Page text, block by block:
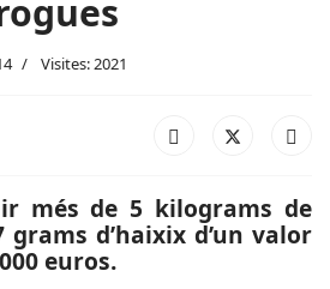
Visites: 2021
més de 5 kilograms de
d’haixix d’un valor
euros.